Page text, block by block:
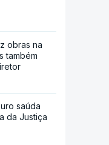
obras na
também
saúda
da Justiça